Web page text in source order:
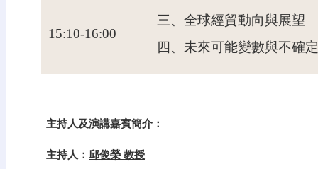
15:10-16:00
三、全球經貿動向與展望
四、未來可能變數與不確
主持人及演講嘉賓簡介：
主持人： 邱俊榮 教授